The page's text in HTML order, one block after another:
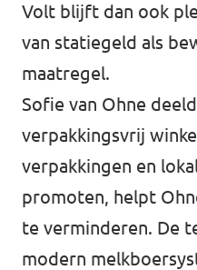
Volt blijft dan ook
van statiegeld als
maatregel.
Sofie van Ohne
verpakkingsvrij
verpakkingen en
promoten, helpt
te verminderen. De
modern